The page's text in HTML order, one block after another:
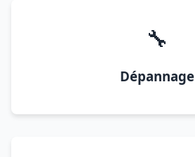
🔧
Dépannage